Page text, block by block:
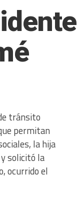
tránsito
permitan
la hija
solicitó la
ocurrido el